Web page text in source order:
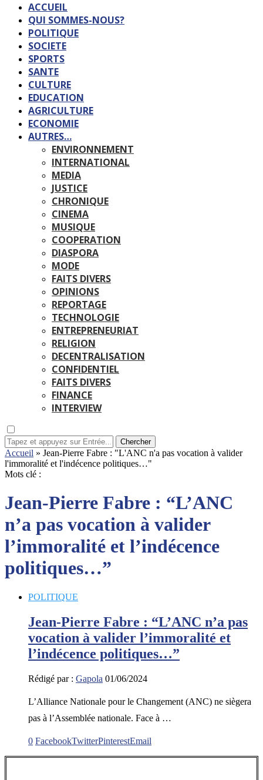
ACCUEIL
QUI SOMMES-NOUS?
POLITIQUE
SOCIETE
SPORTS
SANTE
CULTURE
EDUCATION
AGRICULTURE
ECONOMIE
AUTRES…
ENVIRONNEMENT
INTERNATIONAL
MEDIA
JUSTICE
CHRONIQUE
CINEMA
MUSIQUE
COOPERATION
DIASPORA
MODE
FAITS DIVERS
OPINIONS
REPORTAGE
TECHNOLOGIE
ENTREPRENEURIAT
RELIGION
DECENTRALISATION
CONFIDENTIEL
FAITS DIVERS
FINANCE
INTERVIEW
Chercher
Accueil » Jean-Pierre Fabre : "L'ANC n'a pas vocation à valider
l'immoralité et l'indécence politiques…"
Mots clé :
Jean-Pierre Fabre : “L’ANC
n’a pas vocation à valider
l’immoralité et l’indécence
politiques…”
POLITIQUE
Jean-Pierre Fabre : “L’ANC n’a pas
vocation à valider l’immoralité et
l’indécence politiques…”
Rédigé par : Gapola 01/06/2024
L’Alliance Nationale pour le Changement (ANC) ne siègera
pas à l’Assemblée nationale. Face à …
0 FacebookTwitterPinterestEmail